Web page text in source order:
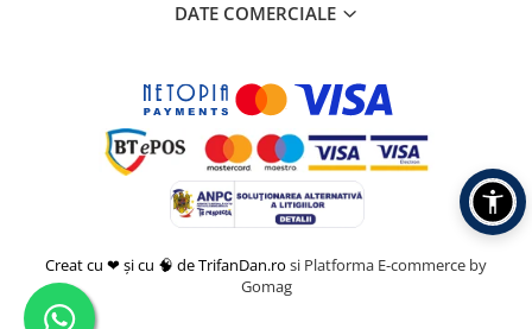
DATE COMERCIALE
Creat cu ❤ și cu 🧠 de TrifanDan.ro si Platforma E-commerce by
Gomag